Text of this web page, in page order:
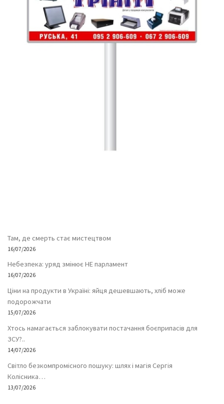
Там, де смерть стає мистецтвом
16/07/2026
Небезпека: уряд змінює НЕ парламент
16/07/2026
Ціни на продукти в Україні: яйця дешевшають, хліб може
подорожчати
15/07/2026
Хтось намагається заблокувати постачання боєприпасів для
ЗСУ?..
14/07/2026
Світло безкомпромісного пошуку: шлях і магія Сергія
Колісника…
13/07/2026